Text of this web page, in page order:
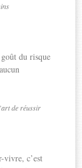
du risque
de réussir
vivre, c’est